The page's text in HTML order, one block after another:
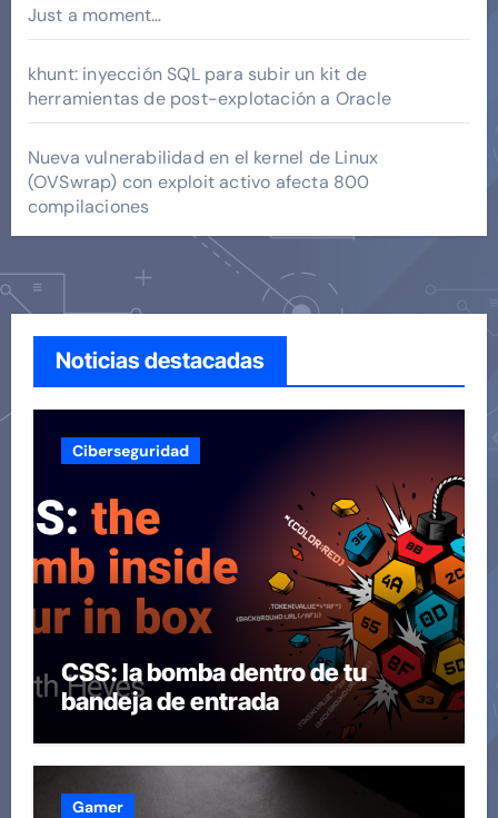
Just a moment…
khunt: inyección SQL para subir un kit de
herramientas de post-explotación a Oracle
Nueva vulnerabilidad en el kernel de Linux
(OVSwrap) con exploit activo afecta 800
compilaciones
Noticias destacadas
Ciberseguridad
CSS: la bomba dentro de tu
bandeja de entrada
Gamer